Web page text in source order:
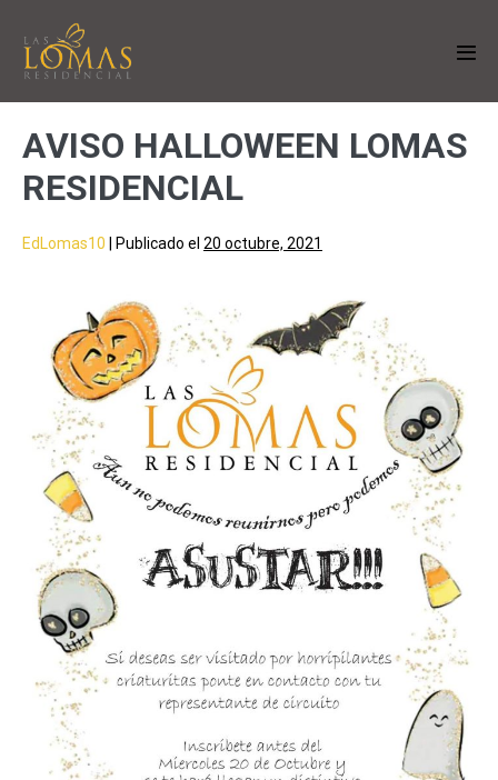
AVISO HALLOWEEN LOMAS
RESIDENCIAL
EdLomas10 | Publicado el 20 octubre, 2021